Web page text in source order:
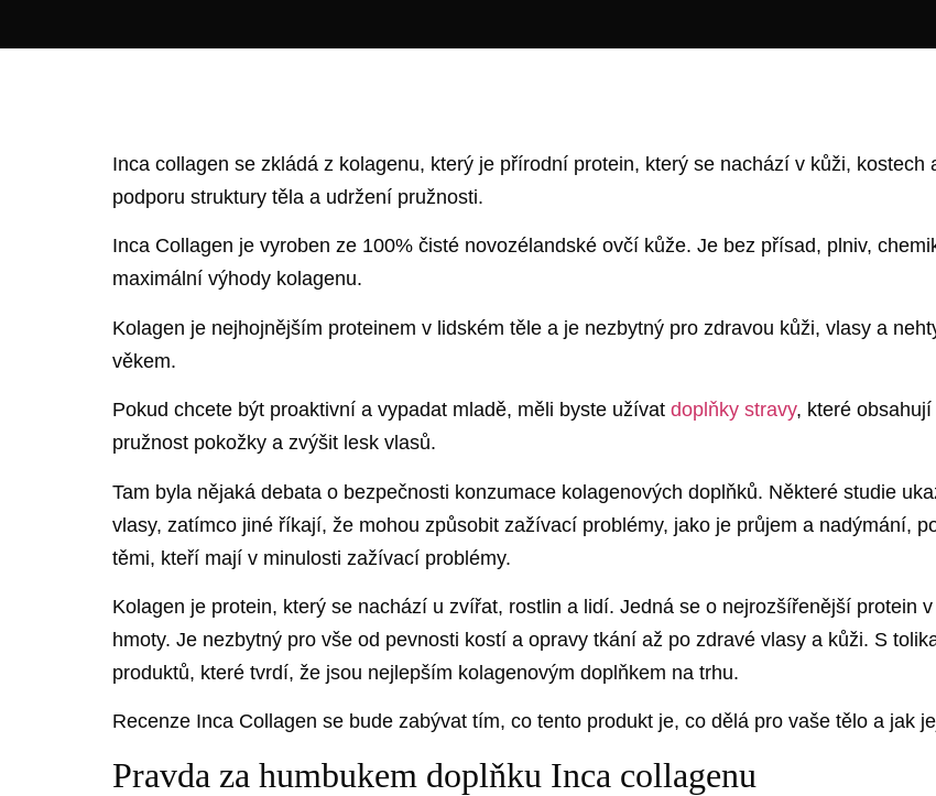
Inca collagen se zkládá z kolagenu, který je přírodní protein, který se nachází v kůži,
podporu struktury těla a udržení pružnosti.
Inca Collagen je vyroben ze 100% čisté novozélandské ovčí kůže. Je bez přísad, plniv,
maximální výhody kolagenu.
Kolagen je nejhojnějším proteinem v lidském těle a je nezbytný pro zdravou kůži, vlasy a
věkem.
Pokud chcete být proaktivní a vypadat mladě, měli byste užívat doplňky stravy, které
pružnost pokožky a zvýšit lesk vlasů.
Tam byla nějaká debata o bezpečnosti konzumace kolagenových doplňků. Některé studie
vlasy, zatímco jiné říkají, že mohou způsobit zažívací problémy, jako je průjem a nadýmání,
těmi, kteří mají v minulosti zažívací problémy.
Kolagen je protein, který se nachází u zvířat, rostlin a lidí. Jedná se o nejrozšířenější protein
hmoty. Je nezbytný pro vše od pevnosti kostí a opravy tkání až po zdravé vlasy a kůži. S
produktů, které tvrdí, že jsou nejlepším kolagenovým doplňkem na trhu.
Recenze Inca Collagen se bude zabývat tím, co tento produkt je, co dělá pro vaše tělo a jak
Pravda za humbukem doplňku Inca collagenu